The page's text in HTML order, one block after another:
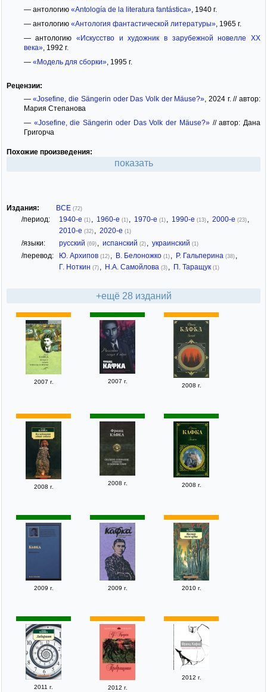
— антологию «Antología de la literatura fantástica», 1940 г.
— антологию «Антология фантастической литературы», 1965 г.
— антологию«Искусство и художник в зарубежной новелле ХХ
века», 1992 г.
— «Модель для сборки», 1995 г.
Рецензии:
—«Josefine, die Sängerin oder Das Volk der Mäuse?» , 2024 г. // автор:
Мария Степанова
— «Josefine, die Sängerin oder Das Volk der Mäuse?»// автор: Дана
Григорча
Похожие произведения:
показать
Издания: ВСЕ (72)
/период: 1940-е (1) , 1960-е (1) , 1970-е (1) , 1990-е (13) , 2000-е (23) ,
2010-е (32) , 2020-е (1)
/языки: русский (69) , испанский (2) , украинский (1)
/перевод: Ю. Архипов (12) , В. Белоножко (1) , Р. Гальперина (38) ,
Г. Ноткин (7) , Н.А. Самойлова (3) , П. Таращук (1)
+ещё 28 изданий
2007 г. 2007 г.
2008 г.
2008 г.
2008 г. 2008 г.
2009 г. 2009 г. 2010 г.
2011 г. 2012 г.
2012 г.